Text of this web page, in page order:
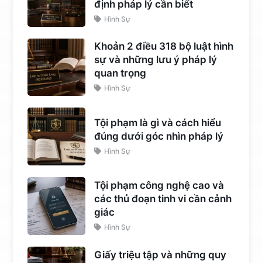
định pháp lý cần biết
Hình Sự
Khoản 2 điều 318 bộ luật hình
sự và những lưu ý pháp lý
quan trọng
Hình Sự
Tội phạm là gì và cách hiểu
đúng dưới góc nhìn pháp lý
Hình Sự
Tội phạm công nghệ cao và
các thủ đoạn tinh vi cần cảnh
giác
Hình Sự
Giấy triệu tập và những quy